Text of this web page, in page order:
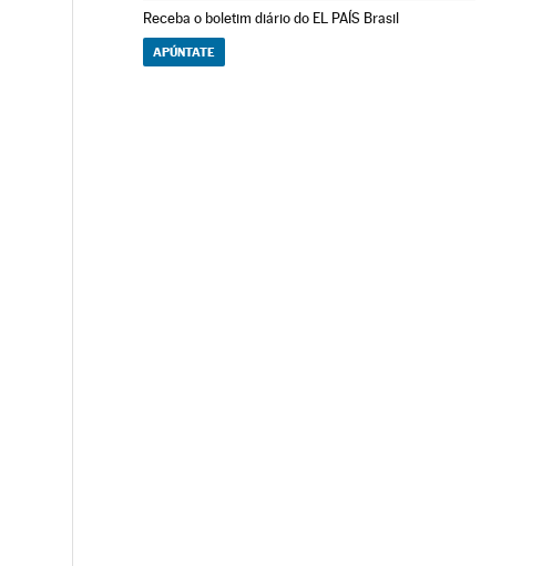
Receba o boletim diário do EL PAÍS Brasil
APÚNTATE